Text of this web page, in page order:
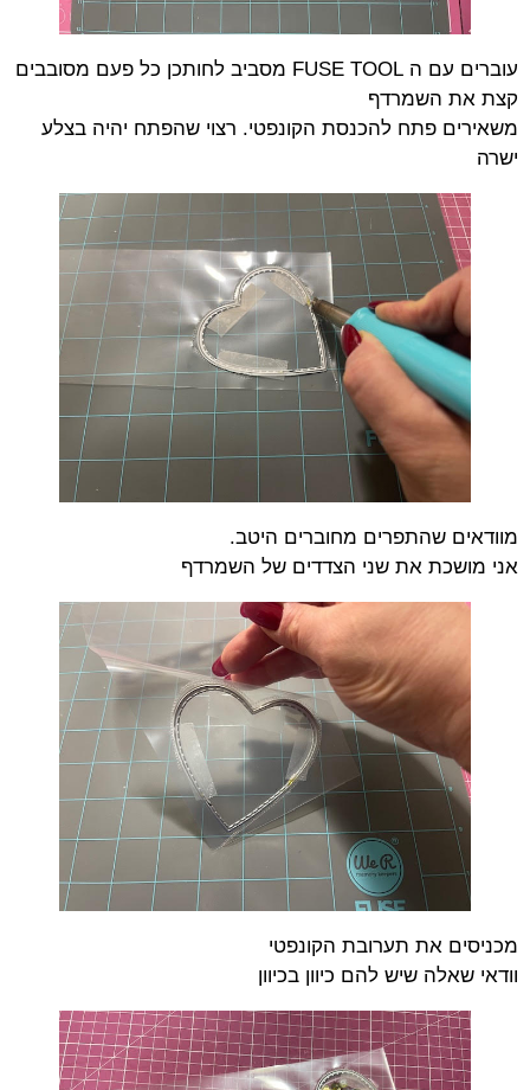
עוברים עם ה FUSE TOOL מסביב לחותכן כל פעם מסובבים
קצת את השמרדף
משאירים פתח להכנסת הקונפטי. רצוי שהפתח יהיה בצלע
ישרה
מוודאים שהתפרים מחוברים היטב.
אני מושכת את שני הצדדים של השמרדף
מכניסים את תערובת הקונפטי
וודאי שאלה שיש להם כיוון בכיוון